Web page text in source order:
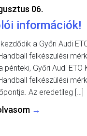
06.
információk!
a Győri Audi
felkészülési
pénteki, Győri Audi ETO
felkészülési
Az eredetileg […]
→